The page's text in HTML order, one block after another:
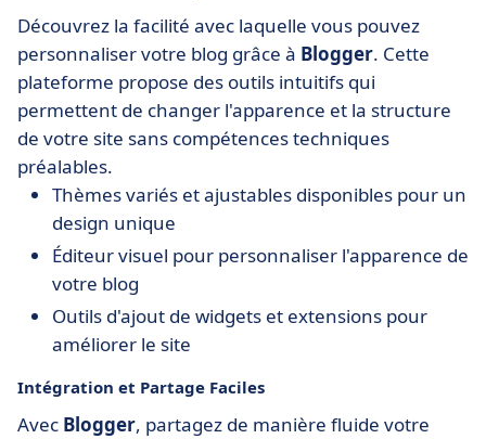
Découvrez la facilité avec laquelle vous pouvez
personnaliser votre blog grâce à Blogger. Cette
plateforme propose des outils intuitifs qui
permettent de changer l'apparence et la structure
de votre site sans compétences techniques
préalables.
Thèmes variés et ajustables disponibles pour un
design unique
Éditeur visuel pour personnaliser l'apparence de
votre blog
Outils d'ajout de widgets et extensions pour
améliorer le site
Intégration et Partage Faciles
Avec Blogger, partagez de manière fluide votre